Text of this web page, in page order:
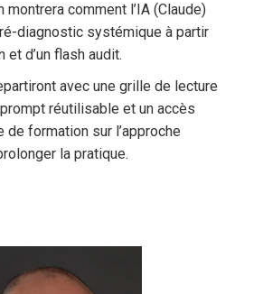
montrera comment l’IA (Claude)
diagnostic systémique à partir
et d’un flash audit.
avec une grille de lecture
réutilisable et un accès
de formation sur l’approche
la pratique.